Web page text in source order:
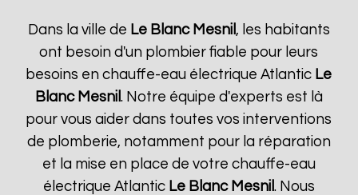
Dans la ville de Le Blanc Mesnil , les habitants
ont besoin d'un plombier fiable pour leurs
besoins en chauffe-eau électrique Atlantic Le
Blanc Mesnil . Notre équipe d'experts est là
pour vous aider dans toutes vos interventions
de plomberie, notamment pour la réparation
et la mise en place de votre chauffe-eau
électrique Atlantic Le Blanc Mesnil . Nous